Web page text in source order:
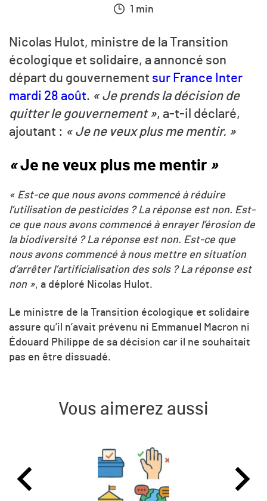
1 min
Nicolas Hulot, ministre de la Transition
écologique et solidaire, a annoncé son
départ du gouvernement sur France Inter
mardi 28 août. « Je prends la décision de
quitter le gouvernement », a-t-il déclaré,
ajoutant : « Je ne veux plus me mentir. »
«Je ne veux plus me mentir »
« Est-ce que nous avons commencé à réduire
l’utilisation de pesticides ? La réponse est non. Est-
ce que nous avons commencé à enrayer l’érosion de
la biodiversité ? La réponse est non. Est-ce que
nous avons commencé à nous mettre en situation
d’arrêter l’artificialisation des sols ? La réponse est
non », a déploré Nicolas Hulot.
Le ministre de la Transition écologique et solidaire
assure qu’il n’avait prévenu ni Emmanuel Macron ni
Édouard Philippe de sa décision car il ne souhaitait
pas en être dissuadé.
Vous aimerez aussi